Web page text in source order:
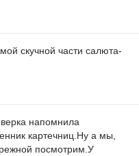
скучной части салюта-
напомнила
картечниц.Ну а мы,
посмотрим.У